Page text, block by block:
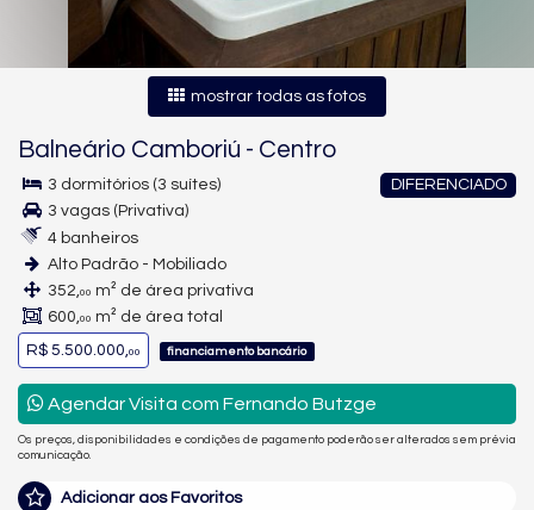
mostrar todas as fotos
Balneário Camboriú - Centro
DIFERENCIADO
3 dormitórios (3 suítes)
3 vagas (Privativa)
4 banheiros
Alto Padrão - Mobiliado
352,00 m² de área privativa
600,00 m² de área total
R$ 5.500.000,00 financiamento bancário
Agendar Visita com Fernando Butzge
Os preços, disponibilidades e condições de pagamento poderão ser alterados sem prévia
comunicação.
Adicionar aos Favoritos